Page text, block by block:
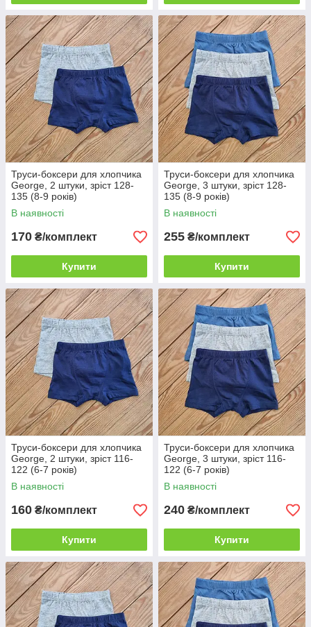
Труси-боксери для хлопчика
George, 2 штуки, зріст 128-
135 (8-9 років)
В наявності
170 ₴/комплект
Купити
Труси-боксери для хлопчика
George, 3 штуки, зріст 128-
135 (8-9 років)
В наявності
255 ₴/комплект
Купити
Труси-боксери для хлопчика
George, 2 штуки, зріст 116-
122 (6-7 років)
В наявності
160 ₴/комплект
Купити
Труси-боксери для хлопчика
George, 3 штуки, зріст 116-
122 (6-7 років)
В наявності
240 ₴/комплект
Купити